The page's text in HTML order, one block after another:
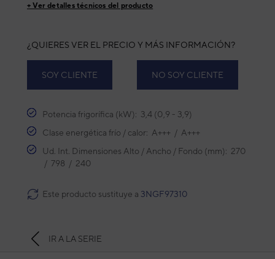
+ Ver detalles técnicos del producto
¿QUIERES VER EL PRECIO Y MÁS INFORMACIÓN?
SOY CLIENTE NO SOY CLIENTE
Potencia frigorífica (kW): 3,4 (0,9 - 3,9)
Clase energética frío / calor: A+++ / A+++
Ud. Int. Dimensiones Alto / Ancho / Fondo (mm): 270
/ 798 / 240
Este producto sustituye a 3NGF97310
IR A LA SERIE